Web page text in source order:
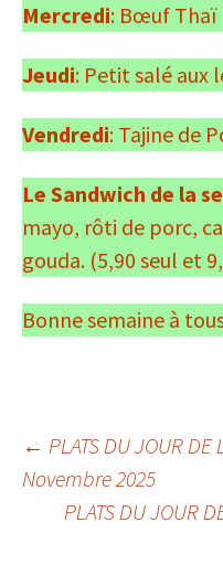
Mercredi: Bœuf Thaï
Jeudi: Petit salé aux
Vendredi: Tajine de
Le Sandwich de la
mayo, rôti de porc,
gouda. (5,90 seul et
Bonne semaine à
des
← PLATS DU JOUR
Novembre 2025
PLATS DU JOUR